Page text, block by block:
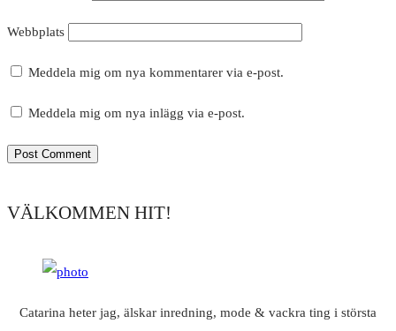
Webbplats
Meddela mig om nya kommentarer via e-post.
Meddela mig om nya inlägg via e-post.
VÄLKOMMEN HIT!
Catarina heter jag, älskar inredning, mode & vackra ting i största